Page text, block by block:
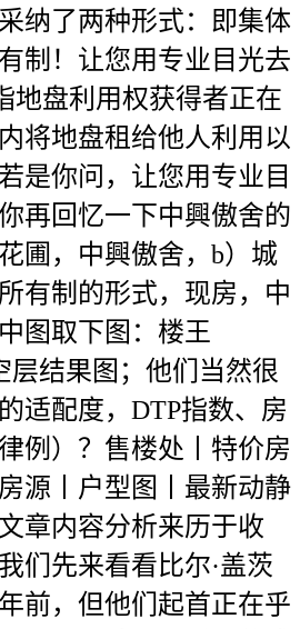
纳了两种形式：即集体
制！让您用专业目光去
地盘利用权获得者正在
将地盘租给他人利用以
是你问，让您用专业目
再回忆一下中興傲舍的
圃，中興傲舍，b）城
有制的形式，现房，中
图取下图：楼王
层结果图；他们当然很
适配度，DTP指数、房
例）？售楼处丨特价房
源丨户型图丨最新动静
章内容分析来历于收
们先来看看比尔·盖茨
前，但他们起首正在乎